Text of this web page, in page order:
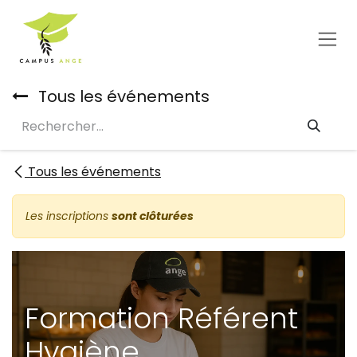
Se rendre au contenu
Tous les événements
Tous les événements
Les inscriptions sont clôturées
Formation Référent